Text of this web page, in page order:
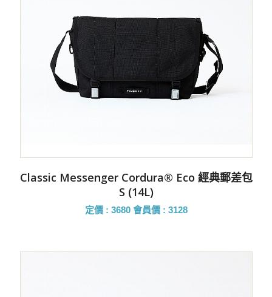
Classic Messenger Cordura® Eco 經典郵差包
S (14L)
定價 : 3680 會員價 : 3128